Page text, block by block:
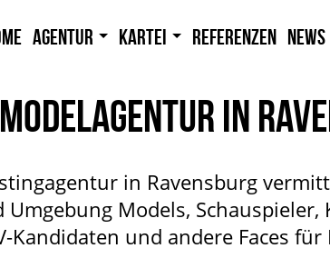
Agentur Kartei Referenzen News
IN
in Ravensburg
Umgebung Models,
Kandidaten und andere Faces für